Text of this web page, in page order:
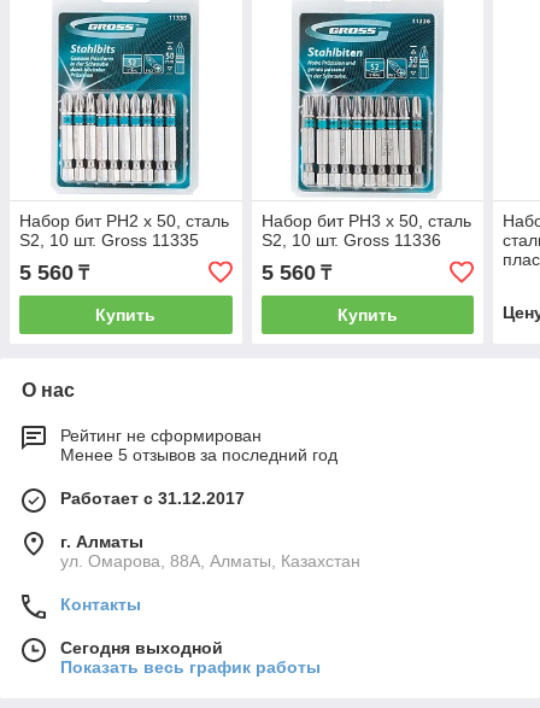
Набор бит РН2 х 50, сталь
S2, 10 шт. Gross 11335
5 560 ₸
Купить
Набор бит РН3 х 50, сталь
S2, 10 шт. Gross 11336
5 560₸
Купить
О нас
Рейтинг не сформирован
Менее 5 отзывов за последний год
Работает с 31.12.2017
г. Алматы
ул. Омарова, 88А, Алматы, Казахстан
Контакты
Сегодня выходной
Показать весь график работы